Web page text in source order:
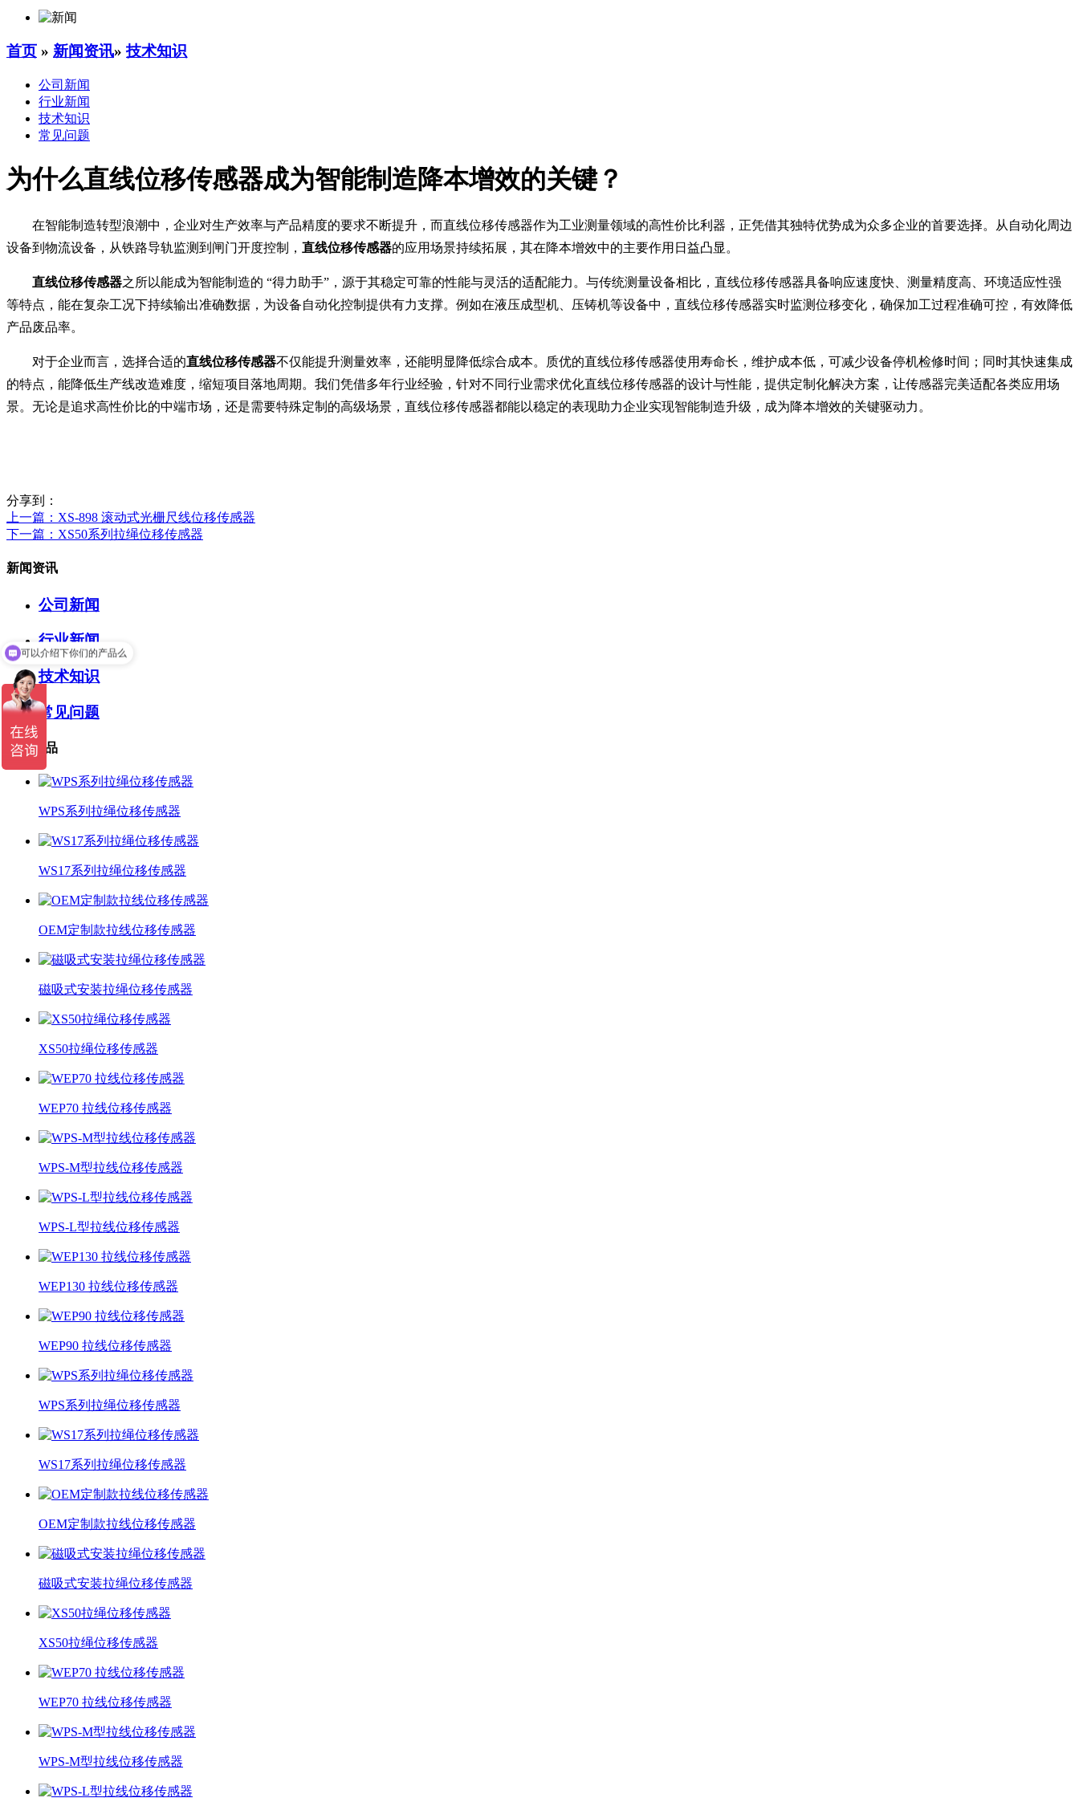
首页 » 新闻资讯»技术知识
公司新闻
行业新闻
技术知识
常见问题
为什么直线位移传感器成为智能制造降本增效的关键？
在智能制造转型浪潮中，企业对生产效率与产品精度的要求不断提升，而直线位移传感器作为工业测量领域的高性价比利器，正凭借其独特优势成为众多企业的首要选择。从自动化周边
设备到物流设备，从铁路导轨监测到闸门开度控制， 直线位移传感器的应用场景持续拓展，其在降本增效中的主要作用日益凸显。
直线位移传感器之所以能成为智能制造的 “得力助手”，源于其稳定可靠的性能与灵活的适配能力。与传统测量设备相比，直线位移传感器具备响应速度快、测量精度高、环境适应性强
等特点，能在复杂工况下持续输出准确数据，为设备自动化控制提供有力支撑。例如在液压成型机、压铸机等设备中，直线位移传感器实时监测位移变化，确保加工过程准确可控，有效降低
产品废品率。
对于企业而言，选择合适的直线位移传感器不仅能提升测量效率，还能明显降低综合成本。质优的直线位移传感器使用寿命长，维护成本低，可减少设备停机检修时间；同时其快速集成
的特点，能降低生产线改造难度，缩短项目落地周期。我们凭借多年行业经验，针对不同行业需求优化直线位移传感器的设计与性能，提供定制化解决方案，让传感器完美适配各类应用场
景。无论是追求高性价比的中端市场，还是需要特殊定制的高级场景，直线位移传感器都能以稳定的表现助力企业实现智能制造升级，成为降本增效的关键驱动力。
分享到：
上一篇 ：XS-898 滚动式光栅尺线位移传感器
下一篇 ：XS50系列拉绳位移传感器
新闻资讯
公司新闻
行业新闻
技术知识
常见问题
热销产品
WPS系列拉绳位移传感器
WS17系列拉绳位移传感器
OEM定制款拉线位移传感器
磁吸式安装拉绳位移传感器
XS50拉绳位移传感器
WEP70 拉线位移传感器
WPS-M型拉线位移传感器
WPS-L型拉线位移传感器
WEP130 拉线位移传感器
WEP90 拉线位移传感器
WPS系列拉绳位移传感器
WS17系列拉绳位移传感器
OEM定制款拉线位移传感器
磁吸式安装拉绳位移传感器
XS50拉绳位移传感器
WEP70 拉线位移传感器
WPS-M型拉线位移传感器
可以介绍下你们的产品么